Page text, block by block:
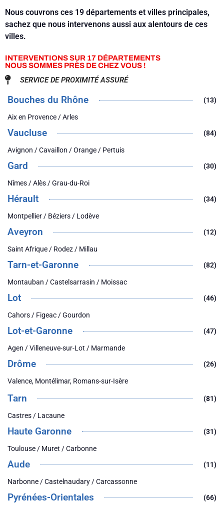
Nous couvrons ces 19 départements et villes principales,
sachez que nous intervenons aussi aux alentours de ces
villes.
INTERVENTIONS SUR 17 DÉPARTEMENTS
NOUS SOMMES PRÈS DE CHEZ VOUS !
SERVICE DE PROXIMITÉ ASSURÉ
Bouches du Rhône (13)
Aix en Provence / Arles
Vaucluse (84)
Avignon / Cavaillon / Orange / Pertuis
Gard (30)
Nîmes / Alès / Grau-du-Roi
Hérault (34)
Montpellier / Béziers / Lodève
Aveyron (12)
Saint Afrique / Rodez / Millau
Tarn-et-Garonne (82)
Montauban / Castelsarrasin / Moissac
Lot (46)
Cahors / Figeac / Gourdon
Lot-et-Garonne (47)
Agen / Villeneuve-sur-Lot / Marmande
Drôme (26)
Valence, Montélimar, Romans-sur-Isère
Tarn (81)
Castres / Lacaune
Haute Garonne (31)
Toulouse / Muret / Carbonne
Aude (11)
Narbonne / Castelnaudary / Carcassonne
Pyrénées-Orientales (66)